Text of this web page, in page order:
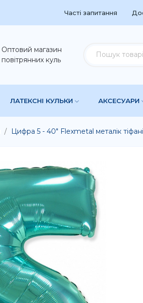
Часті запитання
Оптовий магазин
повітрянних куль
ЛАТЕКСНІ КУЛЬКИ АКСЕСУАРИ
Цифра 5 - 40" Flexmetal металік тіфані